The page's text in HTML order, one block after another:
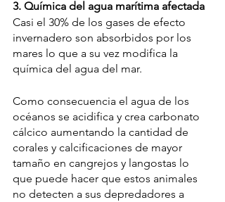
3. Química del agua marítima afectada
Casi el 30% de los gases de efecto
invernadero son absorbidos por los
mares lo que a su vez modifica la
química del agua del mar.
Como consecuencia el agua de los
océanos se acidifica y crea carbonato
cálcico aumentando la cantidad de
corales y calcificaciones de mayor
tamaño en cangrejos y langostas lo
que puede hacer que estos animales
no detecten a sus depredadores a